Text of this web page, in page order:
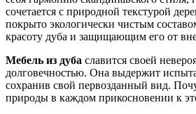
сочетается с природной текстурой
покрыто экологически чистым
красоту дуба и защищающим его от
Мебель из дуба славится своей
долговечностью. Она выдержит
сохранив свой первозданный вид.
природы в каждом прикосновении к